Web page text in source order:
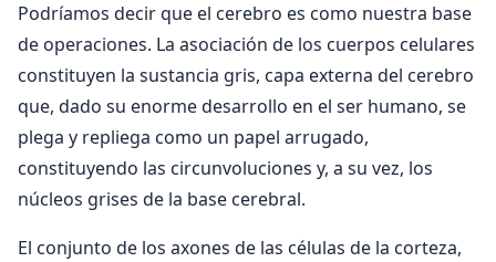
Podríamos decir que el cerebro es como nuestra base
de operaciones. La asociación de los cuerpos celulares
constituyen la sustancia gris, capa externa del cerebro
que, dado su enorme desarrollo en el ser humano, se
plega y repliega como un papel arrugado,
constituyendo las circunvoluciones y, a su vez, los
núcleos grises de la base cerebral.
El conjunto de los axones de las células de la corteza,